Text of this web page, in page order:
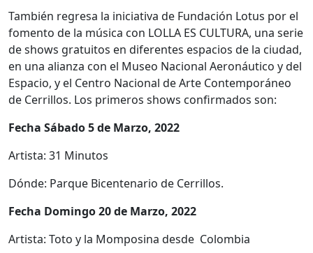
También regresa la iniciativa de Fundación Lotus por el
fomento de la música con LOLLA ES CULTURA, una serie
de shows gratuitos en diferentes espacios de la ciudad,
en una alianza con el Museo Nacional Aeronáutico y del
Espacio, y el Centro Nacional de Arte Contemporáneo
de Cerrillos. Los primeros shows confirmados son:
Fecha Sábado 5 de Marzo, 2022
Artista: 31 Minutos
Dónde: Parque Bicentenario de Cerrillos.
Fecha Domingo 20 de Marzo, 2022
Artista: Toto y la Momposina desde Colombia